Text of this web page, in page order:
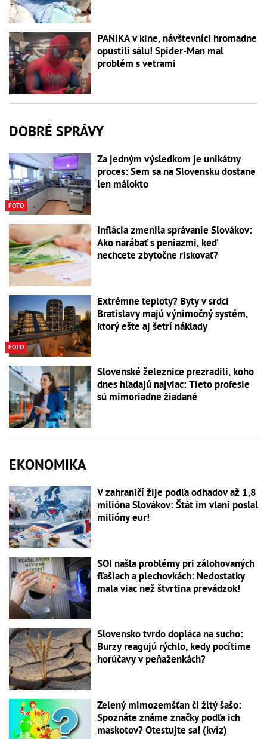
PANIKA v kine, návštevníci hromadne
opustili sálu! Spider-Man mal
problém s vetrami
DOBRÉ SPRÁVY
FOTO
Za jedným výsledkom je unikátny
proces: Sem sa na Slovensku dostane
len málokto
Inflácia zmenila správanie Slovákov:
Ako narábať s peniazmi, keď
nechcete zbytočne riskovať?
FOTO
Extrémne teploty? Byty v srdci
Bratislavy majú výnimočný systém,
ktorý ešte aj šetrí náklady
Slovenské železnice prezradili, koho
dnes hľadajú najviac: Tieto profesie
sú mimoriadne žiadané
EKONOMIKA
V zahraničí žije podľa odhadov až 1,8
milióna Slovákov: Štát im vlani poslal
milióny eur!
SOI našla problémy pri zálohovaných
fľašiach a plechovkách: Nedostatky
mala viac než štvrtina prevádzok!
Slovensko tvrdo dopláca na sucho:
Burzy reagujú rýchlo, kedy pocítime
horúčavy v peňaženkách?
Zelený mimozemšťan či žltý šašo:
Spoznáte známe značky podľa ich
maskotov? Otestujte sa! (kvíz)